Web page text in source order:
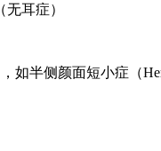
耳症）
如半侧颜面短小症（